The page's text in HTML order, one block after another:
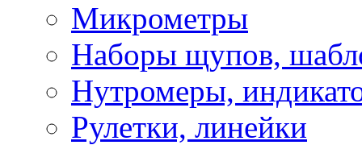
Микрометры
Наборы щупов,
Нутромеры,
Рулетки, линейки